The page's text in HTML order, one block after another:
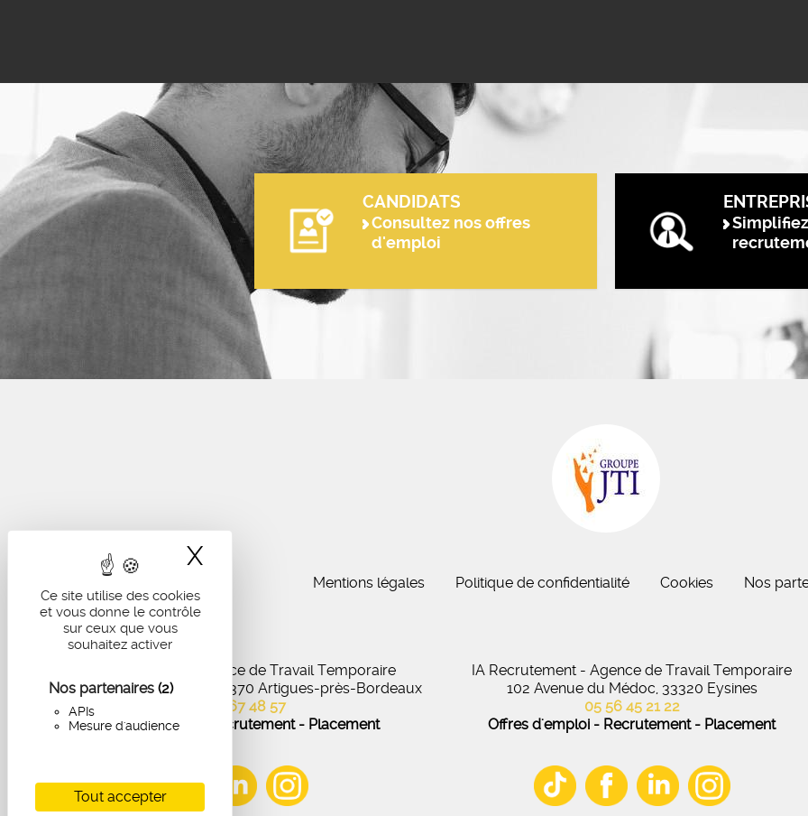
Ce site utilise des cookies
et vous donne le contrôle
sur ceux que vous
souhaitez activer
Nos partenaires (2)
APIs
Mesure d'audience
Tout accepter
X
CANDIDATS
Consultez nos offres
d'emploi
Mentions légales Politique de confidentialité Cookies Nos
IA Recrutement - Agence de Travail Temporaire
27 Avenue de Virecourt, 33370 Artigues-près-Bordeaux
05 56 67 48 57
Offres d'emploi - Recrutement - Placement
IA Recrutement - Agence de Travail Temporaire
102 Avenue du Médoc, 33320 Eysines
05 56 45 21 22
Offres d'emploi - Recrutement - Placement